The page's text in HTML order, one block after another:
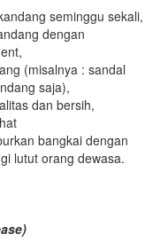
seminggu sekali,
dengan
(misalnya : sandal
saja),
dan bersih,
bangkai dengan
lutut orang dewasa.